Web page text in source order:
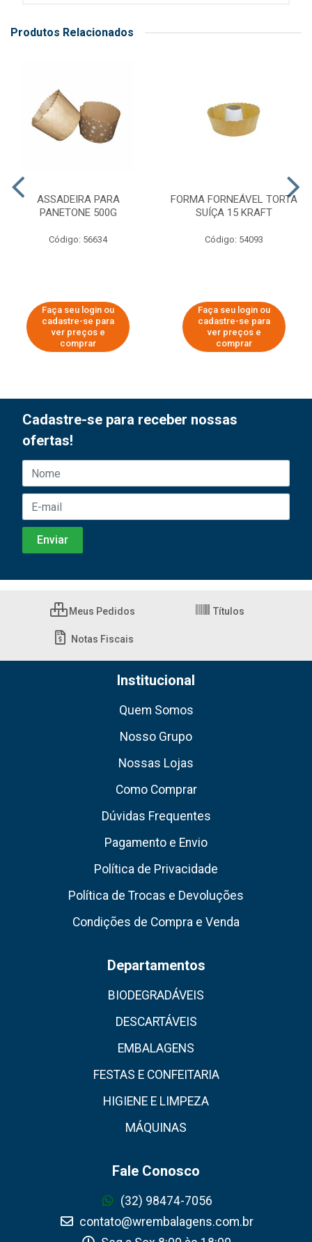
Produtos Relacionados
ASSADEIRA PARA
PANETONE 500G
Código: 56634
Faça seu login ou
cadastre-se para
ver preços e
comprar
FORMA FORNEÁVEL TORTA
SUÍÇA 15 KRAFT
Código: 54093
Faça seu login ou
cadastre-se para
ver preços e
comprar
Cadastre-se para receber nossas
ofertas!
Meus Pedidos Títulos
Notas Fiscais
Institucional
Quem Somos
Nosso Grupo
Nossas Lojas
Como Comprar
Dúvidas Frequentes
Pagamento e Envio
Política de Privacidade
Política de Trocas e Devoluções
Condições de Compra e Venda
Departamentos
BIODEGRADÁVEIS
DESCARTÁVEIS
EMBALAGENS
FESTAS E CONFEITARIA
HIGIENE E LIMPEZA
MÁQUINAS
Fale Conosco
(32) 98474-7056
contato@wrembalagens.com.br